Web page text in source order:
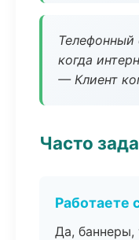
Телефонный
когда
— Клиент
Часто
Работаете
Да, баннеры,